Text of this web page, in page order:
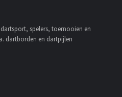
spelers, toernooien en
dartborden en dartpijlen